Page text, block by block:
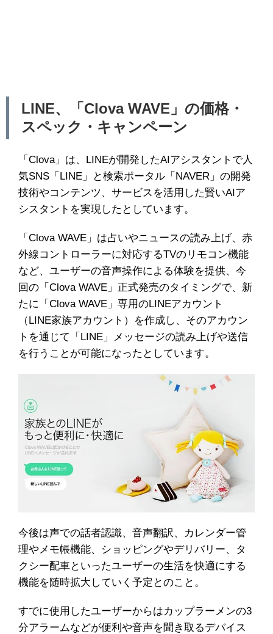
LINE、「Clova WAVE」の価格・
スペック・キャンペーン
「Clova」は、LINEが開発したAIアシスタントで人
気SNS「LINE」と検索ポータル「NAVER」の開発
技術やコンテンツ、サービスを活用した賢いAIア
シスタントを実現したとしています。
「Clova WAVE」は占いやニュースの読み上げ、赤
外線コントローラーに対応するTVのリモコン機能
など、ユーザーの音声操作による体験を提供、今
回の「Clova WAVE」正式発売のタイミングで、新
たに「Clova WAVE」専用のLINEアカウント
（LINE家族アカウント）を作成し、そのアカウン
トを通じて「LINE」メッセージの読み上げや送信
を行うことが可能になったとしています。
今後は声での話者認識、音声翻訳、カレンダー管
理やメモ帳機能、ショッピングやデリバリー、タ
クシー配車といったユーザーの生活を快適にする
機能を随時拡大していく予定とのこと。
すでに使用したユーザーからはカップラーメンの3
分アラームなどが便利や音声を聞き取るデバイス